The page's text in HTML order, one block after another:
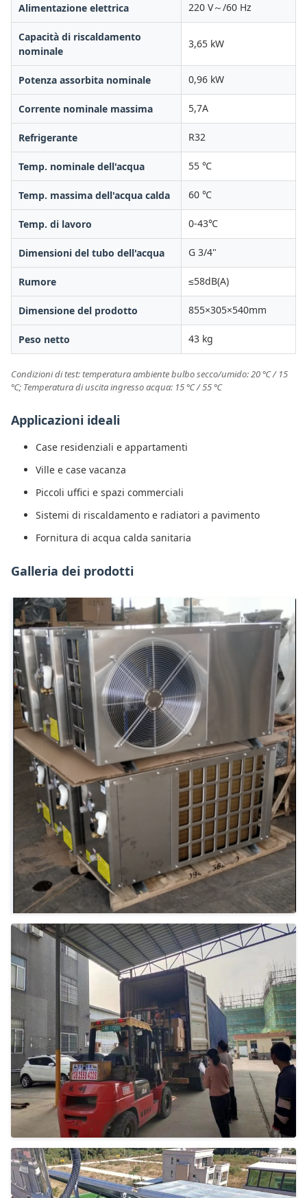
Alimentazione elettrica 220 V～/60 Hz
Capacità di riscaldamento
nominale
3,65 kW
Potenza assorbita nominale 0,96 kW
Corrente nominale massima 5,7A
Refrigerante R32
Temp. nominale dell'acqua 55 ℃
Temp. massima dell'acqua calda 60 ℃
Temp. di lavoro 0-43℃
Dimensioni del tubo dell'acqua G 3/4"
Rumore ≤58dB(A)
Dimensione del prodotto 855×305×540mm
Peso netto 43 kg
Condizioni di test: temperatura ambiente bulbo secco/umido: 20 ℃ / 15
℃; Temperatura di uscita ingresso acqua: 15 ℃ / 55 ℃
Applicazioni ideali
Case residenziali e appartamenti
Ville e case vacanza
Piccoli uffici e spazi commerciali
Sistemi di riscaldamento e radiatori a pavimento
Fornitura di acqua calda sanitaria
Galleria dei prodotti